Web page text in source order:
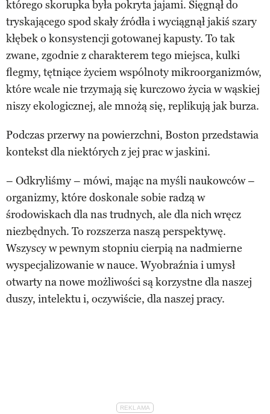
którego skorupka była pokryta jajami. Sięgnął do
tryskającego spod skały źródła i wyciągnął jakiś szary
kłębek o konsystencji gotowanej kapusty. To tak
zwane, zgodnie z charakterem tego miejsca, kulki
flegmy, tętniące życiem wspólnoty mikroorganizmów,
które wcale nie trzymają się kurczowo życia w wąskiej
niszy ekologicznej, ale mnożą się, replikują jak burza.
Podczas przerwy na powierzchni, Boston przedstawia
kontekst dla niektórych z jej prac w jaskini.
– Odkryliśmy – mówi, mając na myśli naukowców –
organizmy, które doskonale sobie radzą w
środowiskach dla nas trudnych, ale dla nich wręcz
niezbędnych. To rozszerza naszą perspektywę.
Wszyscy w pewnym stopniu cierpią na nadmierne
wyspecjalizowanie w nauce. Wyobraźnia i umysł
otwarty na nowe możliwości są korzystne dla naszej
duszy, intelektu i, oczywiście, dla naszej pracy.